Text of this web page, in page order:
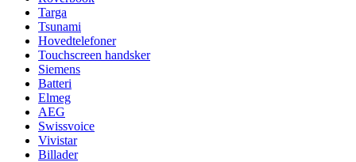
Targa
Tsunami
Hovedtelefoner
Touchscreen handsker
Siemens
Batteri
Elmeg
AEG
Swissvoice
Vivistar
Billader